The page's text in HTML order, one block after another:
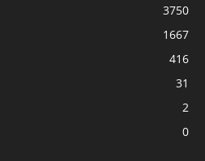
3750
1667
416
31
2
0